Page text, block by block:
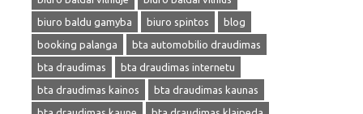
biuro baldu gamyba
biuro spintos
blog
booking palanga
bta automobilio draudimas
bta draudimas
bta draudimas internetu
bta draudimas kainos
bta draudimas kaunas